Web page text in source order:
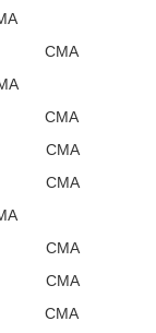
СМА
СМА
СМА
СМА
СМА
СМА
СМА